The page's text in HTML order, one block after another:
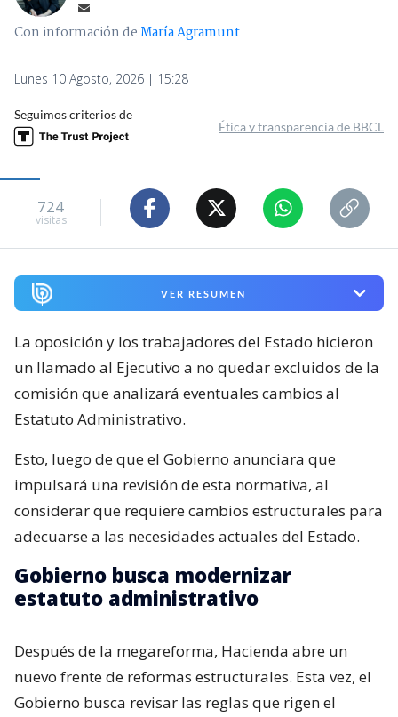
Con información deMaría Agramunt
Lunes 10 Agosto, 2026 | 15:28
Seguimos criterios de
Ética y transparencia de BBCL
724
visitas
VER RESUMEN
La oposición y los trabajadores del Estado hicieron
un llamado al Ejecutivo a no quedar excluidos de la
comisión que analizará eventuales cambios al
Estatuto Administrativo.
Esto, luego de que el Gobierno anunciara que
impulsará una revisión de esta normativa, al
considerar que requiere cambios estructurales para
adecuarse a las necesidades actuales del Estado.
Gobierno busca modernizar
estatuto administrativo
Después de la megareforma, Hacienda abre un
nuevo frente de reformas estructurales. Esta vez, el
Gobierno busca revisar las reglas que rigen el